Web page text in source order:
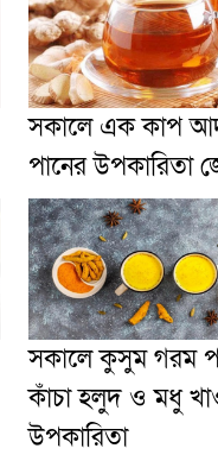
সকালে এক কাপ
পানের উপকারিতা
সকালে কুসুম গরম
কাঁচা হলুদ ও মধু
উপকারিতা